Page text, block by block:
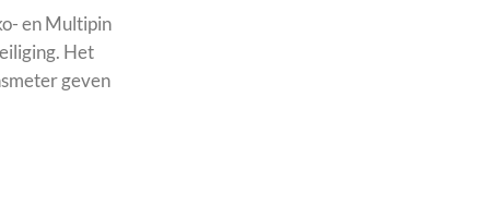
en Multipin
Het
geven